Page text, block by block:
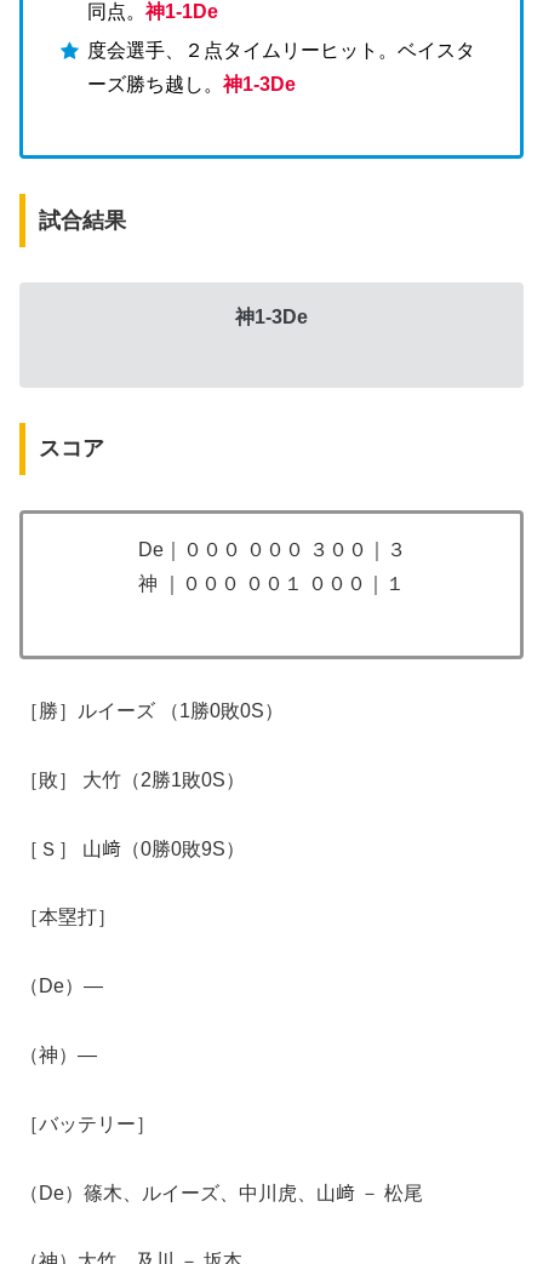
同点。神1-1De
度会選手、２点タイムリーヒット。ベイスタ
ーズ勝ち越し。神1-3De
試合結果
神1-3De
スコア
De｜０００ ０００ ３００｜３
神 ｜０００ ００１ ０００｜１
​​​​［勝］ルイーズ （1勝0敗0S）
［敗］ 大竹（2勝1敗0S）
［Ｓ］ 山﨑（0勝0敗9S）
［本塁打］
（De）―
（神）―
［バッテリー］
（De）篠木、ルイーズ、中川虎、山﨑 － 松尾